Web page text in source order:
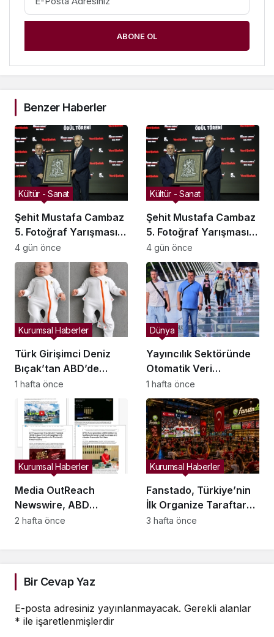
ABONE OL
Benzer Haberler
Şehit Mustafa Cambaz
5. Fotoğraf Yarışması
Ödülleri Demokrasi ve
Özgürlükler Adası’nda
Sahiplerini Buldu
Kültür - Sanat
4 gün önce
Şehit Mustafa Cambaz
5. Fotoğraf Yarışması
Ödülleri Demokrasi ve
Özgürlükler Adası’nda
Sahiplerini Buldu
Kültür - Sanat
4 gün önce
Türk Girişimci Deniz
Bıçak’tan ABD’de
Bebek Güvenli
Uykusuna Yenilikçi
Dokunuş
Kurumsal Haberler
1 hafta önce
Yayıncılık Sektöründe
Otomatik Veri
Entegrasyonu
Süreçleri Başlatıldı
Dünya
1 hafta önce
Media OutReach
Newswire, ABD
Dağıtım Ağını ve Yapay
Kurumsal Haberler
2 hafta önce
Fanstado, Türkiye’nin
İlk Organize Taraftar
Tribün Ağını Kuruyor:
Kurumsal Haberler
3 hafta önce
Bir Cevap Yaz
E-posta adresiniz yayınlanmayacak. Gerekli alanlar
* ile işaretlenmişlerdir